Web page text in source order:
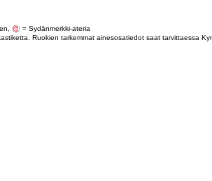
= Sydänmerkki-ateria
Ruokien tarkemmat ainesosatiedot saat tarvittaessa